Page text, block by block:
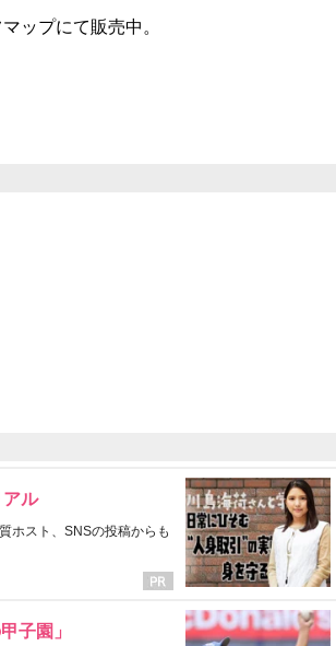
ップにて販売中。
アル
ホスト、SNSの投稿からも
子園」